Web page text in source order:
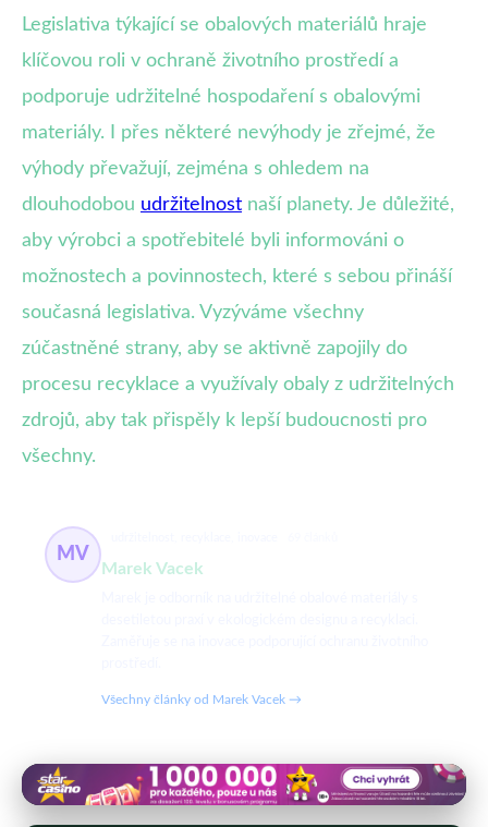
Legislativa týkající se obalových materiálů hraje
klíčovou roli v ochraně životního prostředí a
podporuje udržitelné hospodaření s obalovými
materiály. I přes některé nevýhody je zřejmé, že
výhody převažují, zejména s ohledem na
dlouhodobou udržitelnost naší planety. Je důležité,
aby výrobci a spotřebitelé byli informováni o
možnostech a povinnostech, které s sebou přináší
současná legislativa. Vyzýváme všechny
zúčastněné strany, aby se aktivně zapojily do
procesu recyklace a využívaly obaly z udržitelných
zdrojů, aby tak přispěly k lepší budoucnosti pro
všechny.
MV
Marek Vacek
Všechny články od Marek Vacek →